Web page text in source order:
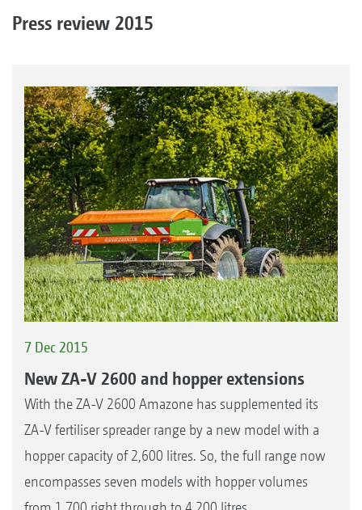
Press review 2015
7 Dec 2015
New ZA-V 2600 and hopper extensions
With the ZA-V 2600 Amazone has supplemented its
ZA-V fertiliser spreader range by a new model with a
hopper capacity of 2,600 litres. So, the full range now
encompasses seven models with hopper volumes